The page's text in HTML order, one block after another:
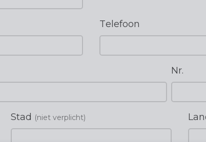
Telefoon
Nr.
Stad (niet verplicht)